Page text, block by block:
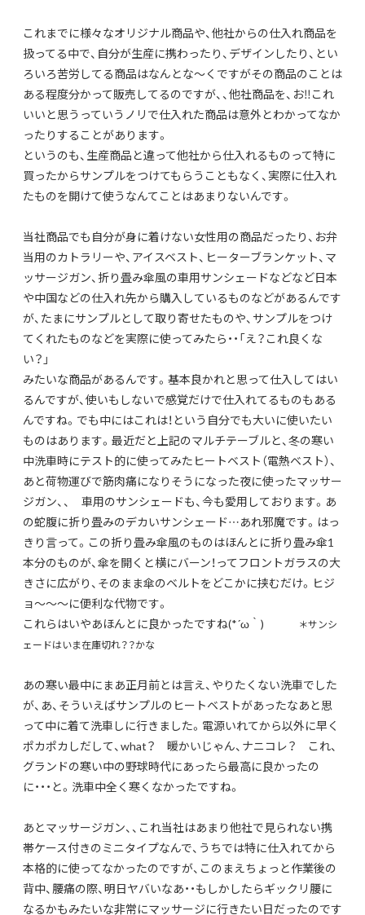
これまでに様々なオリジナル商品や、他社からの仕入れ商品を
扱ってる中で、自分が生産に携わったり、デザインしたり、とい
ろいろ苦労してる商品はなんとな～くですがその商品のことは
ある程度分かって販売してるのですが、、他社商品を、お‼これ
いいと思うっていうノリで仕入れた商品は意外とわかってなか
ったりすることがあります。
というのも、生産商品と違って他社から仕入れるものって特に
買ったからサンプルをつけてもらうこともなく、実際に仕入れ
たものを開けて使うなんてことはあまりないんです。
当社商品でも自分が身に着けない女性用の商品だったり、お弁
当用のカトラリーや、アイスベスト、ヒーターブランケット、マ
ッサージガン、折り畳み傘風の車用サンシェードなどなど日本
や中国などの仕入れ先から購入しているものなどがあるんです
が、たまにサンプルとして取り寄せたものや、サンプルをつけ
てくれたものなどを実際に使ってみたら・・「え？これ良くな
い？」
みたいな商品があるんです。基本良かれと思って仕入してはい
るんですが、使いもしないで感覚だけで仕入れてるものもある
んですね。でも中にはこれは！という自分でも大いに使いたい
ものはあります。最近だと上記のマルチテーブルと、冬の寒い
中洗車時にテスト的に使ってみたヒートベスト（電熱ベスト）、
あと荷物運びで筋肉痛になりそうになった夜に使ったマッサー
ジガン、、 車用のサンシェードも、今も愛用しております。あ
の蛇腹に折り畳みのデカいサンシェード…あれ邪魔です。はっ
きり言って。この折り畳み傘風のものはほんとに折り畳み傘1
本分のものが、傘を開くと横にバーン！ってフロントガラスの大
きさに広がり、そのまま傘のベルトをどこかに挟むだけ。ヒジ
ョ～～～に便利な代物です。
これらはいやあほんとに良かったですね(*´ω｀)
＊サンシ
ェードはいま在庫切れ？？かな
あの寒い最中にまあ正月前とは言え、やりたくない洗車でした
が、あ、そういえばサンプルのヒートベストがあったなあと思
って中に着て洗車しに行きました。電源いれてから以外に早く
ポカポカしだして、what？ 暖かいじゃん、ナニコレ？ これ、
グランドの寒い中の野球時代にあったら最高に良かったの
に・・・と。洗車中全く寒くなかったですね。
あとマッサージガン、、これ当社はあまり他社で見られない携
帯ケース付きのミニタイプなんで、うちでは特に仕入れてから
本格的に使ってなかったのですが、このまえちょっと作業後の
背中、腰痛の際、明日ヤバいなあ・・もしかしたらギックリ腰に
なるかもみたいな非常にマッサージに行きたい日だったのです